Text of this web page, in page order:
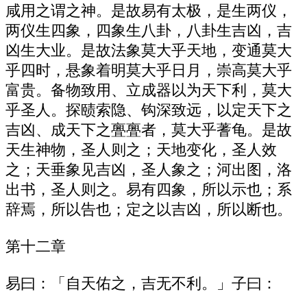
咸用之谓之神。是故易有太极，是生两仪，
两仪生四象，四象生八卦，八卦生吉凶，吉
凶生大业。是故法象莫大乎天地，变通莫大
乎四时，悬象着明莫大乎日月，崇高莫大乎
富贵。备物致用、立成器以为天下利，莫大
乎圣人。探赜索隐、钩深致远，以定天下之
吉凶、成天下之亹亹者，莫大乎蓍龟。是故
天生神物，圣人则之；天地变化，圣人效
之；天垂象见吉凶，圣人象之；河出图，洛
出书，圣人则之。易有四象，所以示也；系
辞焉，所以告也；定之以吉凶，所以断也。
第十二章
易曰：「自天佑之，吉无不利。」子曰：